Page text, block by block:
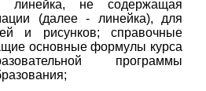
не содержащая
(далее - линейка), для
и рисунков; справочные
основные формулы курса
программы